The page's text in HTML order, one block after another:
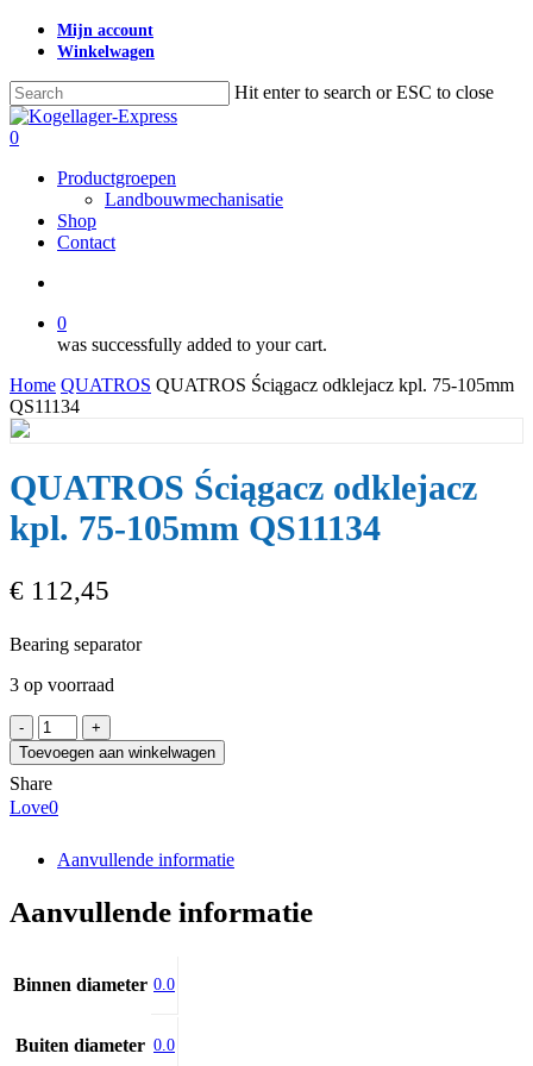
Skip
content
Mijn account
Winkelwagen
Hit enter to search or ESC to close
Close
Search
search
0
Productgroepen
Landbouwmechanisatie
Shop
Contact
0
was successfully added to your cart.
Home QUATROS QUATROS Ściągacz odklejacz kpl. 75-105mm
QS11134
QUATROS Ściągacz odklejacz
kpl. 75-105mm QS11134
€ 112,45
Bearing separator
3 op voorraad
QUATROS
Ściągacz
odklejacz
kpl.
75-
QS11134
aantal
Toevoegen aan winkelwagen
Share
Love0
Aanvullende informatie
Aanvullende informatie
Binnen diameter 0.0
Buiten diameter 0.0